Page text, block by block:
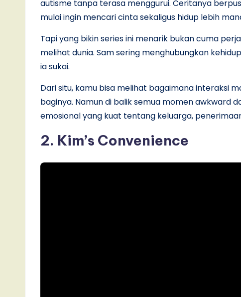
autisme tanpa terasa menggurui. Ceritanya
mulai ingin mencari cinta sekaligus hidup lebih
Tapi yang bikin series ini menarik bukan cuma
melihat dunia. Sam sering menghubungkan
ia sukai.
Dari situ, kamu bisa melihat bagaimana interaksi
baginya. Namun di balik semua momen awkward
emosional yang kuat tentang keluarga,
2. Kim’s Convenience